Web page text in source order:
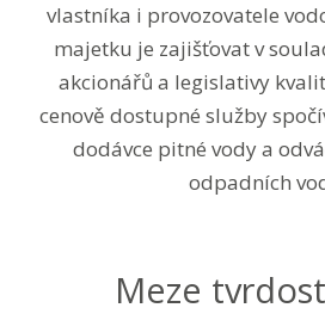
vlastníka i provozovatele
majetku je zajišťovat v
akcionářů a legislativy
cenově dostupné služby
dodávce pitné vody a
odpadních
Meze